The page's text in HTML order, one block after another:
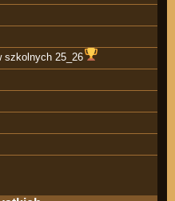
szkolnych 25_26